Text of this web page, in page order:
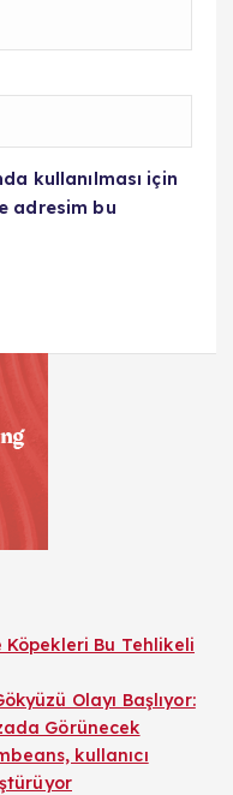
kullanılması için
adresim bu
Köpekleri Bu Tehlikeli
Olayı Başlıyor:
Görünecek
kullanıcı